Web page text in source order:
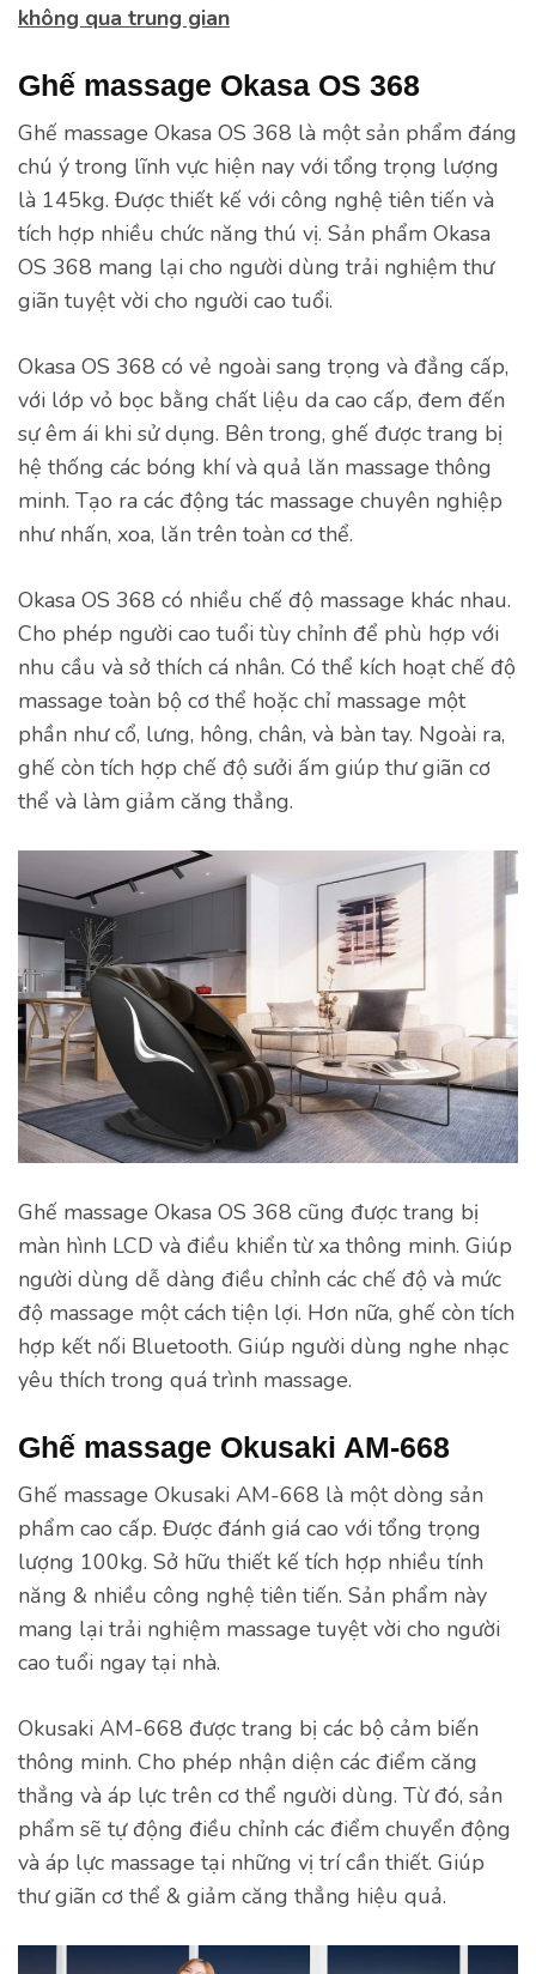
không qua trung gian
Ghế massage Okasa OS 368
Ghế massage Okasa OS 368 là một sản phẩm đáng
chú ý trong lĩnh vực hiện nay với tổng trọng lượng
là 145kg. Được thiết kế với công nghệ tiên tiến và
tích hợp nhiều chức năng thú vị. Sản phẩm Okasa
OS 368 mang lại cho người dùng trải nghiệm thư
giãn tuyệt vời cho người cao tuổi.
Okasa OS 368 có vẻ ngoài sang trọng và đẳng cấp,
với lớp vỏ bọc bằng chất liệu da cao cấp, đem đến
sự êm ái khi sử dụng. Bên trong, ghế được trang bị
hệ thống các bóng khí và quả lăn massage thông
minh. Tạo ra các động tác massage chuyên nghiệp
như nhấn, xoa, lăn trên toàn cơ thể.
Okasa OS 368 có nhiều chế độ massage khác nhau.
Cho phép người cao tuổi tùy chỉnh để phù hợp với
nhu cầu và sở thích cá nhân. Có thể kích hoạt chế độ
massage toàn bộ cơ thể hoặc chỉ massage một
phần như cổ, lưng, hông, chân, và bàn tay. Ngoài ra,
ghế còn tích hợp chế độ sưởi ấm giúp thư giãn cơ
thể và làm giảm căng thẳng.
Ghế massage Okasa OS 368 cũng được trang bị
màn hình LCD và điều khiển từ xa thông minh. Giúp
người dùng dễ dàng điều chỉnh các chế độ và mức
độ massage một cách tiện lợi. Hơn nữa, ghế còn tích
hợp kết nối Bluetooth. Giúp người dùng nghe nhạc
yêu thích trong quá trình massage.
Ghế massage Okusaki AM-668
Ghế massage Okusaki AM-668 là một dòng sản
phẩm cao cấp. Được đánh giá cao với tổng trọng
lượng 100kg. Sở hữu thiết kế tích hợp nhiều tính
năng & nhiều công nghệ tiên tiến. Sản phẩm này
mang lại trải nghiệm massage tuyệt vời cho người
cao tuổi ngay tại nhà.
Okusaki AM-668 được trang bị các bộ cảm biến
thông minh. Cho phép nhận diện các điểm căng
thẳng và áp lực trên cơ thể người dùng. Từ đó, sản
phẩm sẽ tự động điều chỉnh các điểm chuyển động
và áp lực massage tại những vị trí cần thiết. Giúp
thư giãn cơ thể & giảm căng thẳng hiệu quả.